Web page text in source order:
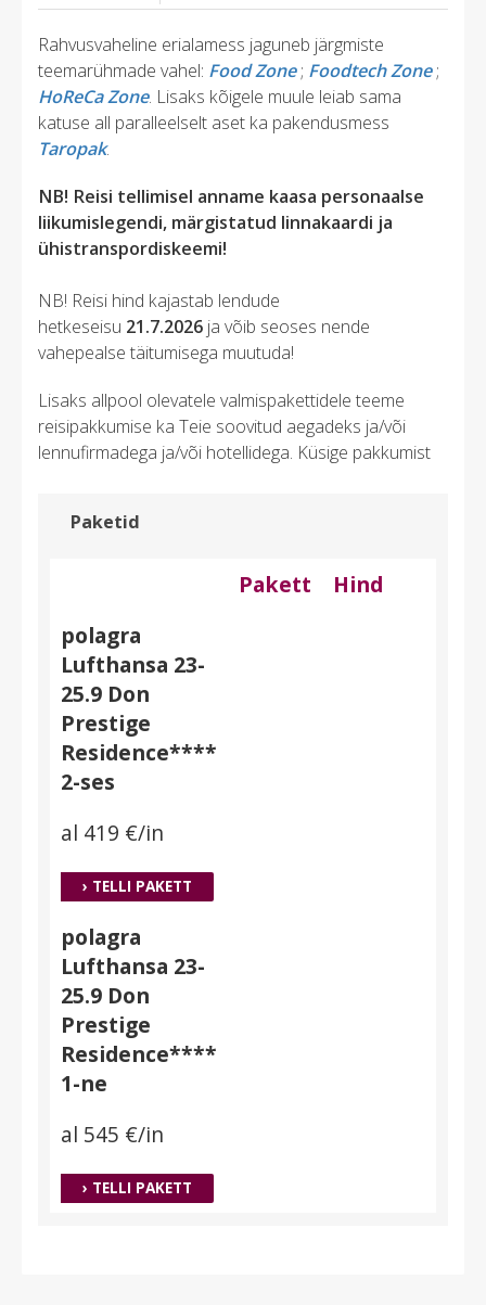
Rahvusvaheline erialamess jaguneb järgmiste
teemarühmade vahel: Food Zone; Foodtech Zone;
HoReCa Zone. Lisaks kõigele muule leiab sama
katuse all paralleelselt aset ka pakendusmess
Taropak.
NB! Reisi tellimisel anname kaasa personaalse
liikumislegendi, märgistatud linnakaardi ja
ühistranspordiskeemi!
NB! Reisi hind kajastab lendude
hetkeseisu 21.7.2026 ja võib seoses nende
vahepealse täitumisega muutuda!
Lisaks allpool olevatele valmispakettidele teeme
reisipakkumise ka Teie soovitud aegadeks ja/või
lennufirmadega ja/või hotellidega. Küsige pakkumist
Paketid
Pakett
Hind
polagra
Lufthansa 23-
25.9 Don
Prestige
Residence****
2-ses
al 419 €/in
› TELLI PAKETT
polagra
Lufthansa 23-
25.9 Don
Prestige
Residence****
1-ne
al 545 €/in
› TELLI PAKETT